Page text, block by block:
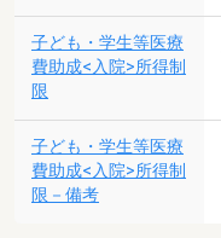
子ども・学生等医療
費助成<入院>所得制
限
子ども・学生等医療
費助成<入院>所得制
限－備考